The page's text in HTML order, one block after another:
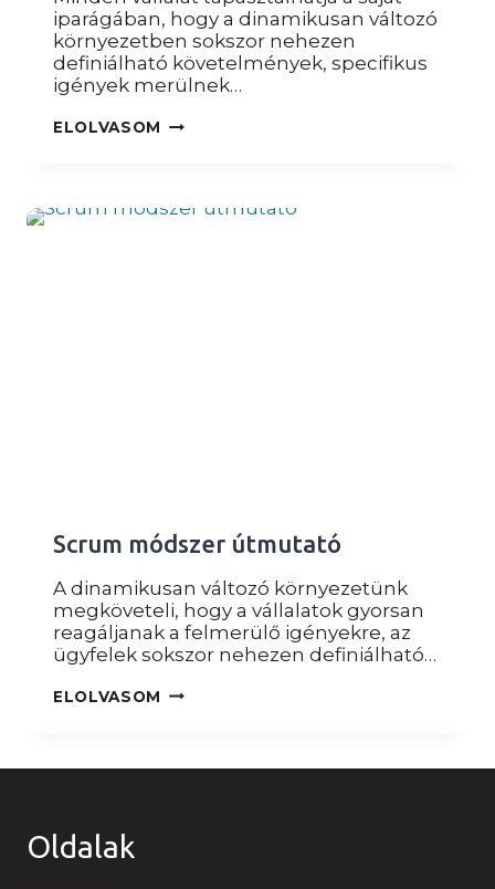
iparágában, hogy a dinamikusan változó
környezetben sokszor nehezen
definiálható követelmények, specifikus
igények merülnek…
ELOLVASOM MIT
MASTER
Scrum módszer útmutató
A dinamikusan változó környezetünk
megköveteli, hogy a vállalatok gyorsan
reagáljanak a felmerülő igényekre, az
ügyfelek sokszor nehezen definiálható…
ELOLVASOM SCRUM
Oldalak